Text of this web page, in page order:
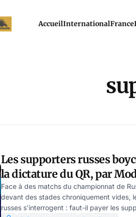
AccueilInternationalFrance
Les supporters russes
la dictature du QR, par
Schwartz
Face à des matchs du championnat de
devant des stades chroniquement vides,
russes s’interrogent : faut-il payer les